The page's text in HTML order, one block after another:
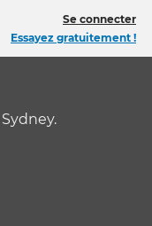
Se connecter
Essayez gratuitement !